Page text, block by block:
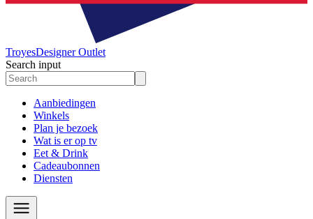
TroyesDesigner Outlet
Search input
Aanbiedingen
Winkels
Plan je bezoek
Wat is er op tv
Eet & Drink
Cadeaubonnen
Diensten